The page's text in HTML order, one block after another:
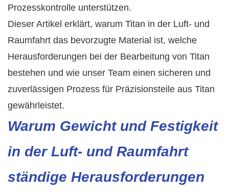
Prozesskontrolle unterstützen.
Dieser Artikel erklärt, warum Titan in der Luft- und
Raumfahrt das bevorzugte Material ist, welche
Herausforderungen bei der Bearbeitung von Titan
bestehen und wie unser Team einen sicheren und
zuverlässigen Prozess für Präzisionsteile aus Titan
gewährleistet.
Warum Gewicht und Festigkeit
in der Luft- und Raumfahrt
ständige Herausforderungen